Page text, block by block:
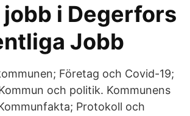
jobb i Degerfors
Jobb
Företag och Covid-19;
och politik. Kommunens
Protokoll och